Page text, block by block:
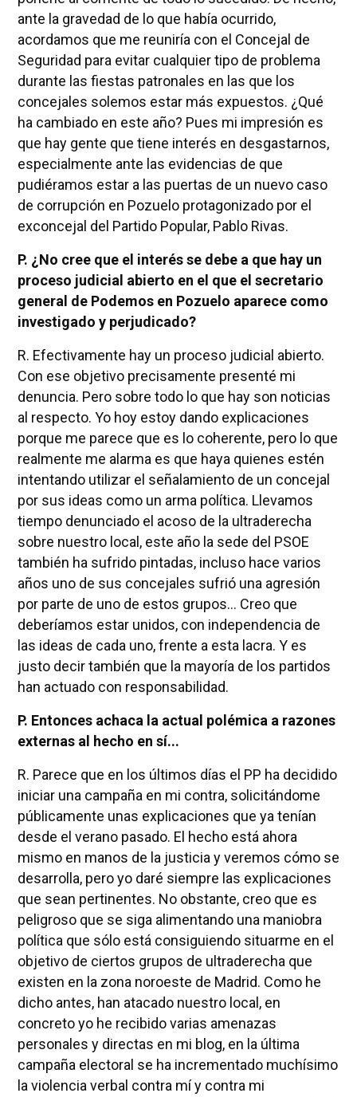
ante la gravedad de lo que había ocurrido,
acordamos que me reuniría con el Concejal de
Seguridad para evitar cualquier tipo de problema
durante las fiestas patronales en las que los
concejales solemos estar más expuestos. ¿Qué
ha cambiado en este año? Pues mi impresión es
que hay gente que tiene interés en desgastarnos,
especialmente ante las evidencias de que
pudiéramos estar a las puertas de un nuevo caso
de corrupción en Pozuelo protagonizado por el
exconcejal del Partido Popular, Pablo Rivas.
P. ¿No cree que el interés se debe a que hay un
proceso judicial abierto en el que el secretario
general de Podemos en Pozuelo aparece como
investigado y perjudicado?
R. Efectivamente hay un proceso judicial abierto.
Con ese objetivo precisamente presenté mi
denuncia. Pero sobre todo lo que hay son noticias
al respecto. Yo hoy estoy dando explicaciones
porque me parece que es lo coherente, pero lo que
realmente me alarma es que haya quienes estén
intentando utilizar el señalamiento de un concejal
por sus ideas como un arma política. Llevamos
tiempo denunciado el acoso de la ultraderecha
sobre nuestro local, este año la sede del PSOE
también ha sufrido pintadas, incluso hace varios
años uno de sus concejales sufrió una agresión
por parte de uno de estos grupos... Creo que
deberíamos estar unidos, con independencia de
las ideas de cada uno, frente a esta lacra. Y es
justo decir también que la mayoría de los partidos
han actuado con responsabilidad.
P. Entonces achaca la actual polémica a razones
externas al hecho en sí...
R. Parece que en los últimos días el PP ha decidido
iniciar una campaña en mi contra, solicitándome
públicamente unas explicaciones que ya tenían
desde el verano pasado. El hecho está ahora
mismo en manos de la justicia y veremos cómo se
desarrolla, pero yo daré siempre las explicaciones
que sean pertinentes. No obstante, creo que es
peligroso que se siga alimentando una maniobra
política que sólo está consiguiendo situarme en el
objetivo de ciertos grupos de ultraderecha que
existen en la zona noroeste de Madrid. Como he
dicho antes, han atacado nuestro local, en
concreto yo he recibido varias amenazas
personales y directas en mi blog, en la última
campaña electoral se ha incrementado muchísimo
la violencia verbal contra mí y contra mi